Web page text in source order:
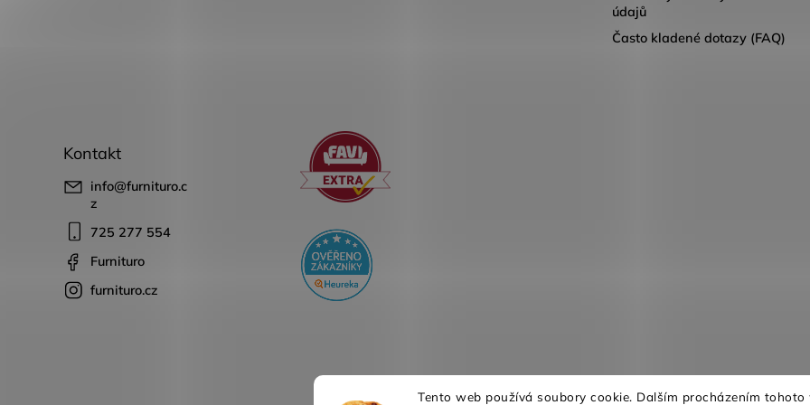
Tento web používá soubory cookie. Dalším procházením tohoto
údajů
Často kladené dotazy (FAQ)
Kontakt
info@furnituro.c
z
725 277 554
Furnituro
furnituro.cz